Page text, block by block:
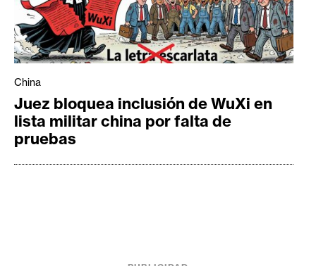
China
Juez bloquea inclusión de WuXi en
lista militar china por falta de
pruebas